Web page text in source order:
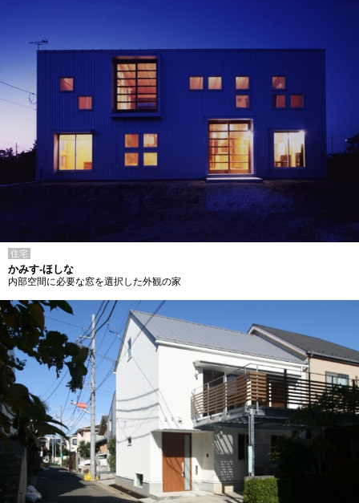
住宅
かみす-ほしな
内部空間に必要な窓を選択した外観の家